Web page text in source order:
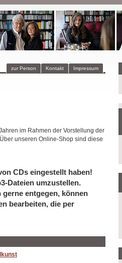
Impressum
Kontakt
zur Person
im Rahmen der Vorstellung der
unseren Online-Shop sind diese
CDs eingestellt haben!
Dateien umzustellen.
entgegen, können
bearbeiten, die per